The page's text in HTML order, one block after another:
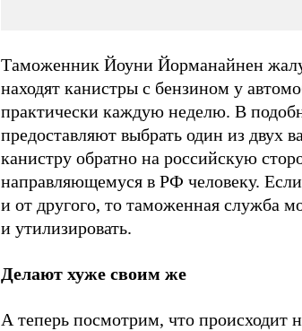
Таможенник Йоуни Йорманайнен
находят канистры с бензином у
практически каждую неделю. В
предоставляют выбрать один из двух
канистру обратно на российскую
направляющемуся в РФ человеку. Если
и от другого, то таможенная служба
и утилизировать.
Делают хуже своим же
А теперь посмотрим, что происходит